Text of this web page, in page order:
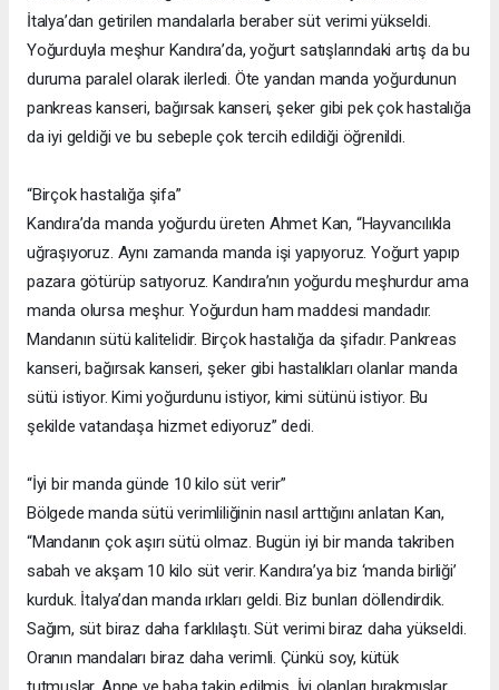
İtalya’dan getirilen mandalarla beraber süt verimi yükseldi.
Yoğurduyla meşhur Kandıra’da, yoğurt satışlarındaki artış da bu
duruma paralel olarak ilerledi. Öte yandan manda yoğurdunun
pankreas kanseri, bağırsak kanseri, şeker gibi pek çok hastalığa
da iyi geldiği ve bu sebeple çok tercih edildiği öğrenildi.
“Birçok hastalığa şifa”
Kandıra’da manda yoğurdu üreten Ahmet Kan, “Hayvancılıkla
uğraşıyoruz. Aynı zamanda manda işi yapıyoruz. Yoğurt yapıp
pazara götürüp satıyoruz. Kandıra’nın yoğurdu meşhurdur ama
manda olursa meşhur. Yoğurdun ham maddesi mandadır.
Mandanın sütü kalitelidir. Birçok hastalığa da şifadır. Pankreas
kanseri, bağırsak kanseri, şeker gibi hastalıkları olanlar manda
sütü istiyor. Kimi yoğurdunu istiyor, kimi sütünü istiyor. Bu
şekilde vatandaşa hizmet ediyoruz” dedi.
“İyi bir manda günde 10 kilo süt verir”
Bölgede manda sütü verimliliğinin nasıl arttığını anlatan Kan,
“Mandanın çok aşırı sütü olmaz. Bugün iyi bir manda takriben
sabah ve akşam 10 kilo süt verir. Kandıra’ya biz ‘manda birliği’
kurduk. İtalya’dan manda ırkları geldi. Biz bunları döllendirdik.
Sağım, süt biraz daha farklılaştı. Süt verimi biraz daha yükseldi.
Oranın mandaları biraz daha verimli. Çünkü soy, kütük